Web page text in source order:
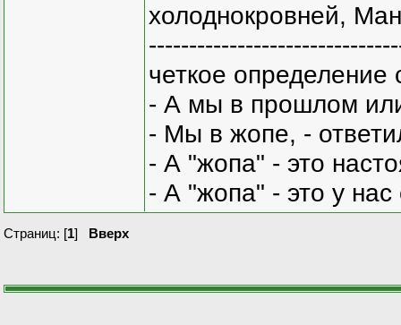
холоднокровней,
четкое
- А мы в прошлом
- Мы в жопе, -
- А "жопа" - это
- А "жопа" - это у
Страниц: [1] Вверх